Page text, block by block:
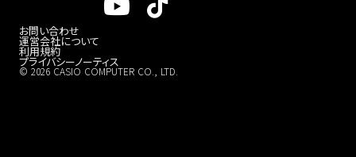
お問い合わせ
運営会社について
利用規約
プライバシーノーティス
© 2026 CASIO COMPUTER CO., LTD.